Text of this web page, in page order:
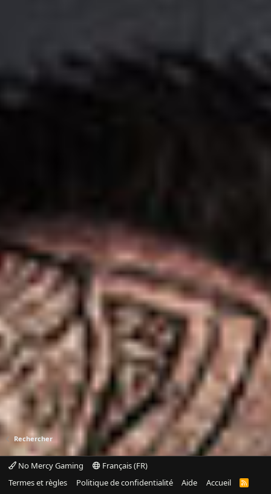
Rechercher
No Mercy Gaming
Français (FR)
Termes et règles
Politique de confidentialité Aide Accueil
R